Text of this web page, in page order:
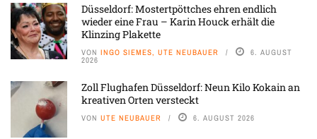
Düsseldorf: Mostertpöttches ehren endlich
wieder eine Frau – Karin Houck erhält die
Klinzing Plakette
VON INGO SIEMES, UTE NEUBAUER 6. AUGUST
2026
Zoll Flughafen Düsseldorf: Neun Kilo Kokain an
kreativen Orten versteckt
VON UTE NEUBAUER 6. AUGUST 2026